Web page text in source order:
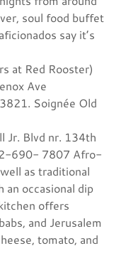
soul food buffet
say it’s
at Red Rooster)
Ave
Soignée Old
Jr. Blvd nr. 134th
690- 7807 Afro-
as traditional
an occasional dip
offers
and Jerusalem
tomato, and